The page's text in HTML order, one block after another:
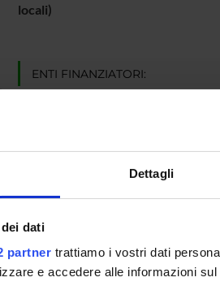
Dettagli
dati
partner trattiamo i vostri dati
e accedere alle informazioni
locali)
ENTI FINANZIATORI:
PARTECIPANTI AL PROGETTO
Sara Zenoni